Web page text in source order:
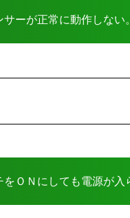
サーが正常に動作しない
をＯＮにしても電源が入